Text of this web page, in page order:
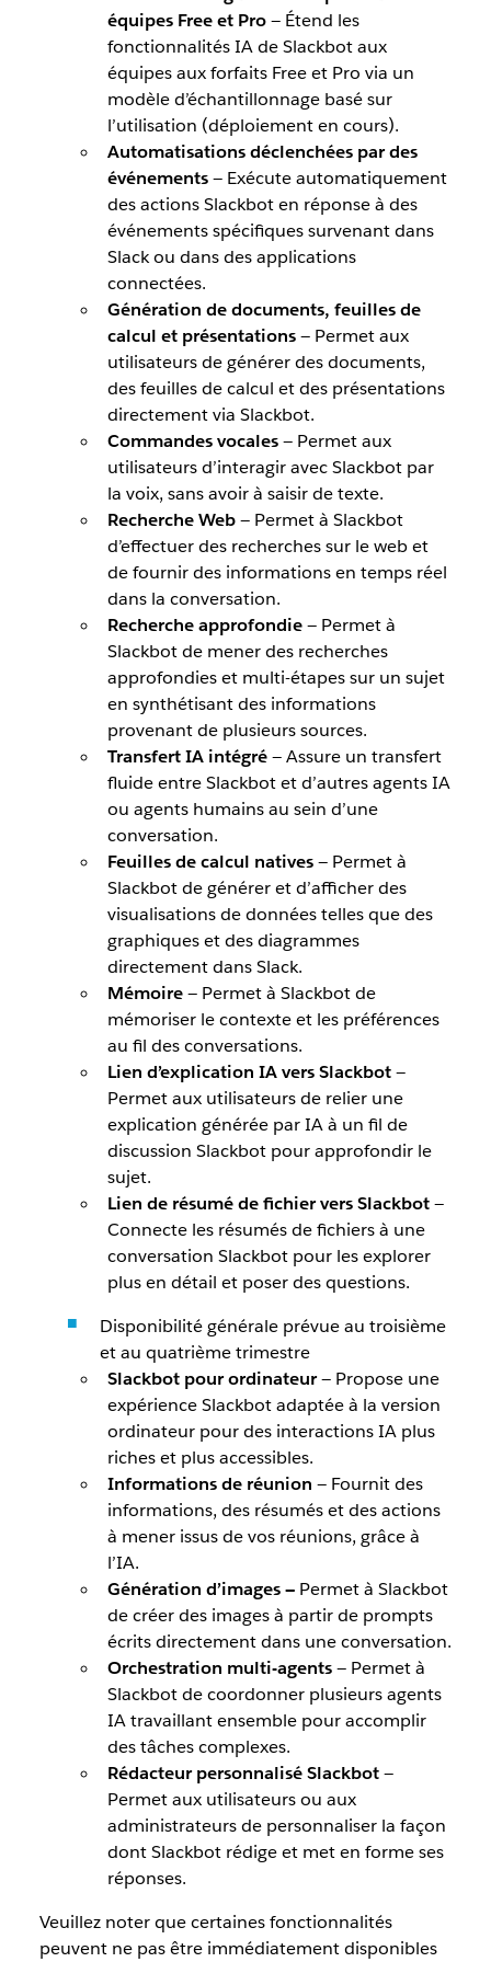
équipes Free et Pro— Étend les
fonctionnalités IA de Slackbot aux
équipes aux forfaits Free et Pro via un
modèle d’échantillonnage basé sur
l’utilisation (déploiement en cours).
Automatisations déclenchées par des
événements— Exécute automatiquement
des actions Slackbot en réponse à des
événements spécifiques survenant dans
Slack ou dans des applications
connectées.
Génération de documents, feuilles de
calcul et présentations— Permet aux
utilisateurs de générer des documents,
des feuilles de calcul et des présentations
directement via Slackbot.
Commandes vocales— Permet aux
utilisateurs d’interagir avec Slackbot par
la voix, sans avoir à saisir de texte.
Recherche Web— Permet à Slackbot
d’effectuer des recherches sur le web et
de fournir des informations en temps réel
dans la conversation.
Recherche approfondie— Permet à
Slackbot de mener des recherches
approfondies et multi-étapes sur un sujet
en synthétisant des informations
provenant de plusieurs sources.
Transfert IA intégré— Assure un transfert
fluide entre Slackbot et d’autres agents IA
ou agents humains au sein d’une
conversation.
Feuilles de calcul natives— Permet à
Slackbot de générer et d’afficher des
visualisations de données telles que des
graphiques et des diagrammes
directement dans Slack.
Mémoire— Permet à Slackbot de
mémoriser le contexte et les préférences
au fil des conversations.
Lien d’explication IA vers Slackbot—
Permet aux utilisateurs de relier une
explication générée par IA à un fil de
discussion Slackbot pour approfondir le
sujet.
Lien de résumé de fichier vers Slackbot—
Connecte les résumés de fichiers à une
conversation Slackbot pour les explorer
plus en détail et poser des questions.
Disponibilité générale prévue au troisième
et au quatrième trimestre
Slackbot pour ordinateur— Propose une
expérience Slackbot adaptée à la version
ordinateur pour des interactions IA plus
riches et plus accessibles.
Informations de réunion — Fournit des
informations, des résumés et des actions
à mener issus de vos réunions, grâce à
l’IA.
Génération d’images — Permet à Slackbot
de créer des images à partir de prompts
écrits directement dans une conversation.
Orchestration multi-agents— Permet à
Slackbot de coordonner plusieurs agents
IA travaillant ensemble pour accomplir
des tâches complexes.
Rédacteur personnalisé Slackbot—
Permet aux utilisateurs ou aux
administrateurs de personnaliser la façon
dont Slackbot rédige et met en forme ses
réponses.
Veuillez noter que certaines fonctionnalités
peuvent ne pas être immédiatement disponibles